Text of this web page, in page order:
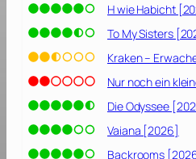
H wie Habicht
To My Sisters
Kraken –
Nur noch ein
Die Odyssee
Vaiana [2026]
Backrooms